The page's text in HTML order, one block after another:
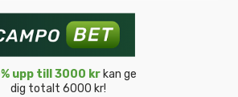
upp till 3000 kr kan ge
dig totalt 6000 kr!